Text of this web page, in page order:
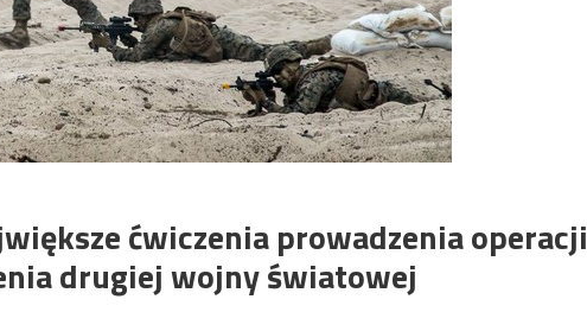
ćwiczenia prowadzenia operacji
drugiej wojny światowej